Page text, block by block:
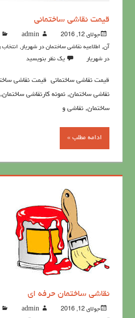
قيمت نقاشي ساختمانی
جولای 12, 2016 admin
آن, اطلاعيه نقاشی ساختمان در شهریار,
در شهریار
یک نظر بنویسید
قيمت نقاشي ساختمانی قيمت نقاشي
نقاشی ساختمان, نمونه کارنقاشی
ساختمان, نقاشی و
ادامه مطلب »
نقاشي ساختمان حرفه ای
جولای 12, 2016 admin